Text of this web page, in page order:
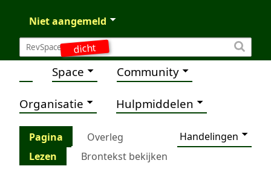
dicht
Niet aangemeld
Space Community
Organisatie Hulpmiddelen
Pagina Overleg
Handelingen
Lezen
Brontekst bekijken